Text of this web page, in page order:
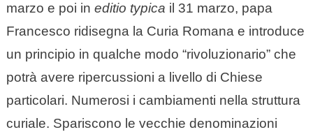
marzo e poi in editio typica il 31 marzo, papa
Francesco ridisegna la Curia Romana e introduce
un principio in qualche modo “rivoluzionario” che
potrà avere ripercussioni a livello di Chiese
particolari. Numerosi i cambiamenti nella struttura
curiale. Spariscono le vecchie denominazioni